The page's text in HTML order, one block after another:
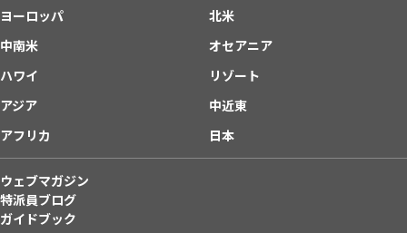
ヨーロッパ
北米
中南米
オセアニア
ハワイ
リゾート
アジア
中近東
アフリカ
日本
ウェブマガジン
特派員ブログ
ガイドブック